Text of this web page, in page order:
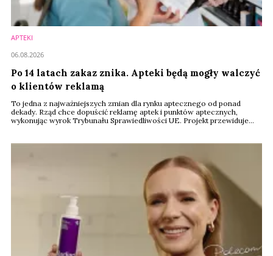
APTEKI
Po 14 latach zakaz znika. Apteki będą mogły walczyć
o klientów reklamą
To jedna z najważniejszych zmian dla rynku aptecznego od ponad
dekady. Rząd chce dopuścić reklamę aptek i punktów aptecznych,
wykonując wyrok Trybunału Sprawiedliwości UE. Projekt przewiduje
06.08.2026